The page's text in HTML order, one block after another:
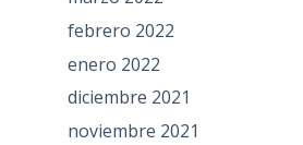
febrero 2022
enero 2022
diciembre 2021
noviembre 2021